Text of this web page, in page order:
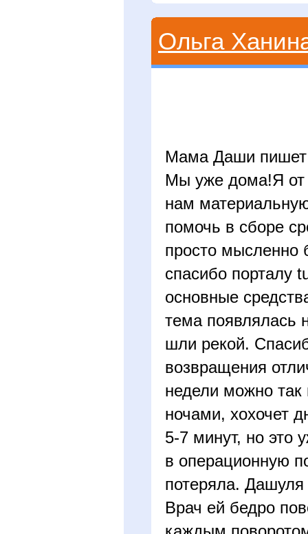
Ольга
Мама Даши
Мы уже дома!Я от
нам
помочь в сборе
просто мысленно
спасибо порталу
основные
тема появлялась
шли рекой.
возвращения
недели можно
ночами, хохочет
5-7 минут, но это
в операционную
потеряла. Дашуля
Врач ей бедро